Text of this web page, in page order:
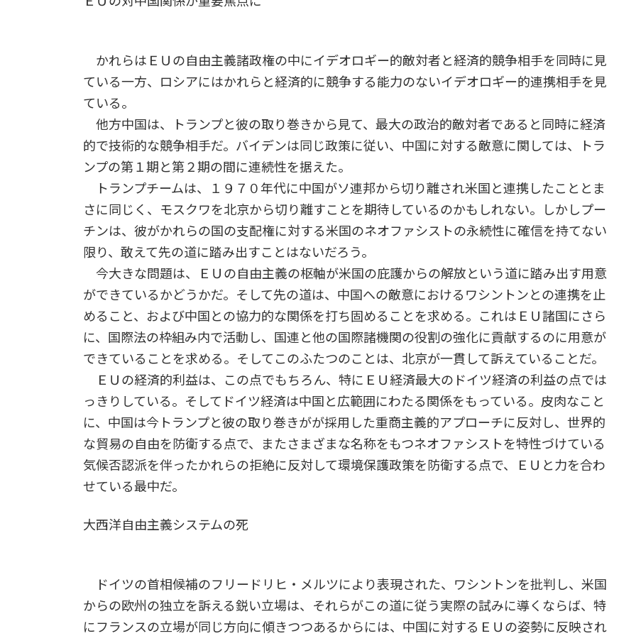
かれらはＥＵの自由主義諸政権の中にイデオロギー的敵対者と経済的競争相手を同時に見
ている一方、ロシアにはかれらと経済的に競争する能力のないイデオロギー的連携相手を見
ている。
他方中国は、トランプと彼の取り巻きから見て、最大の政治的敵対者であると同時に経済
的で技術的な競争相手だ。バイデンは同じ政策に従い、中国に対する敵意に関しては、トラ
ンプの第１期と第２期の間に連続性を据えた。
トランプチームは、１９７０年代に中国がソ連邦から切り離され米国と連携したこととま
さに同じく、モスクワを北京から切り離すことを期待しているのかもしれない。しかしプー
チンは、彼がかれらの国の支配権に対する米国のネオファシストの永続性に確信を持てない
限り、敢えて先の道に踏み出すことはないだろう。
今大きな問題は、ＥＵの自由主義の枢軸が米国の庇護からの解放という道に踏み出す用意
ができているかどうかだ。そして先の道は、中国への敵意におけるワシントンとの連携を止
めること、および中国との協力的な関係を打ち固めることを求める。これはＥＵ諸国にさら
に、国際法の枠組み内で活動し、国連と他の国際諸機関の役割の強化に貢献するのに用意が
できていることを求める。そしてこのふたつのことは、北京が一貫して訴えていることだ。
ＥＵの経済的利益は、この点でもちろん、特にＥＵ経済最大のドイツ経済の利益の点では
っきりしている。そしてドイツ経済は中国と広範囲にわたる関係をもっている。皮肉なこと
に、中国は今トランプと彼の取り巻きがが採用した重商主義的アプローチに反対し、世界的
な貿易の自由を防衛する点で、またさまざまな名称をもつネオファシストを特性づけている
気候否認派を伴ったかれらの拒絶に反対して環境保護政策を防衛する点で、ＥＵと力を合わ
せている最中だ。
大西洋自由主義システムの死
ドイツの首相候補のフリードリヒ・メルツにより表現された、ワシントンを批判し、米国
からの欧州の独立を訴える鋭い立場は、それらがこの道に従う実際の試みに導くならば、特
にフランスの立場が同じ方向に傾きつつあるからには、中国に対するＥＵの姿勢に反映され